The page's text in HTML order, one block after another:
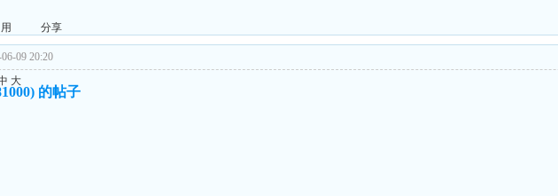
分享
09 20:20
大
的帖子